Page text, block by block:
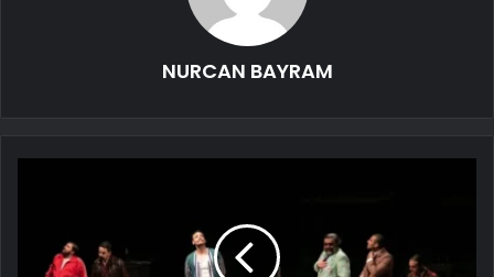
NURCAN BAYRAM